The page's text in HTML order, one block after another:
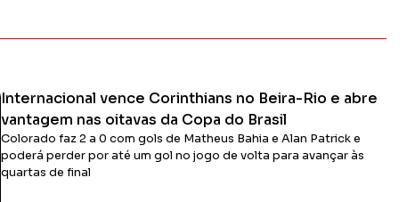
Internacional vence Corinthians no Beira-Rio e abre
vantagem nas oitavas da Copa do Brasil
Colorado faz 2 a 0 com gols de Matheus Bahia e Alan Patrick e
poderá perder por até um gol no jogo de volta para avançar às
quartas de final